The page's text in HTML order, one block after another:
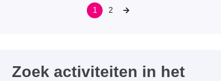
Huidige
1
2
Zoek activiteiten in het